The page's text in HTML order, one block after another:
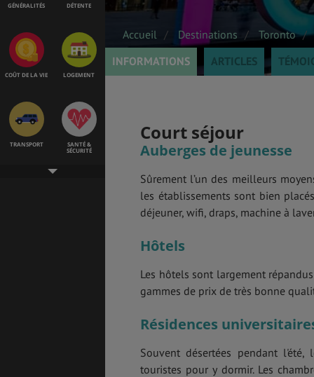
GÉNÉRALITÉS DÉTENTE
COÛT DE LA VIE LOGEMENT
TRANSPORT
SANTÉ &
SÉCURITÉ
Accueil Destinations Toronto
INFORMATIONS
ARTICLES
Court séjour
Auberges de jeunesse
Sûrement l’un des meilleurs
les établissements sont bien
déjeuner, wifi, draps, machine à
Hôtels
Les hôtels sont largement
gammes de prix de très bonne
Résidences
Souvent désertées pendant l'été,
touristes pour y dormir. Les